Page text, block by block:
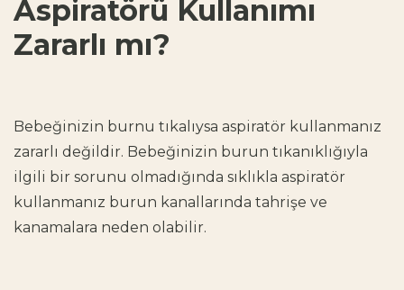
Aspiratörü Kullanımı
Zararlı mı?
Bebeğinizin burnu tıkalıysa aspiratör kullanmanız
zararlı değildir. Bebeğinizin burun tıkanıklığıyla
ilgili bir sorunu olmadığında sıklıkla aspiratör
kullanmanız burun kanallarında tahrişe ve
kanamalara neden olabilir.